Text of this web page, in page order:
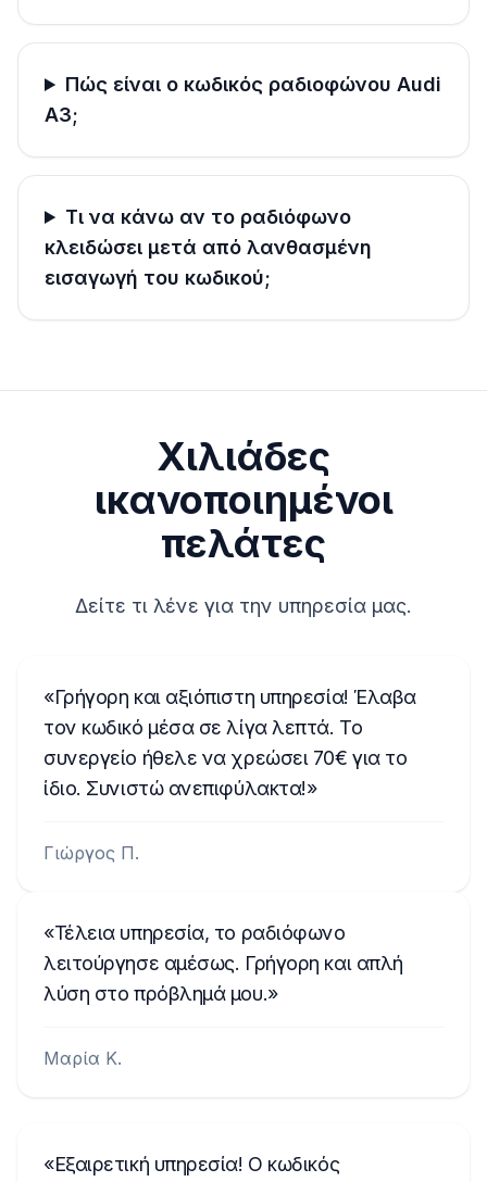
Πώς είναι ο κωδικός ραδιοφώνου Audi
A3;
Τι να κάνω αν το ραδιόφωνο
κλειδώσει μετά από λανθασμένη
εισαγωγή του κωδικού;
Χιλιάδες
ικανοποιημένοι
πελάτες
Δείτε τι λένε για την υπηρεσία μας.
Γρήγορη και αξιόπιστη υπηρεσία! Έλαβα
τον κωδικό μέσα σε λίγα λεπτά. Το
συνεργείο ήθελε να χρεώσει 70€ για το
ίδιο. Συνιστώ ανεπιφύλακτα!
Γιώργος Π.
Τέλεια υπηρεσία, το ραδιόφωνο
λειτούργησε αμέσως. Γρήγορη και απλή
λύση στο πρόβλημά μου.
Μαρία Κ.
Εξαιρετική υπηρεσία! Ο κωδικός